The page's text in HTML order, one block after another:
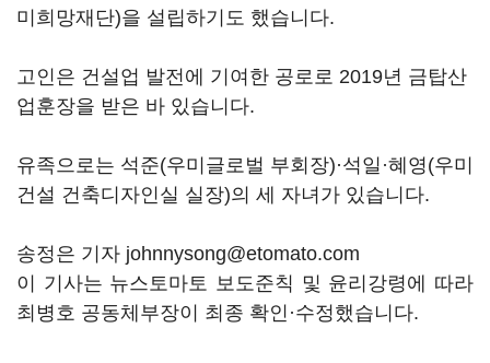
미희망재단)을 설립하기도 했습니다.
고인은 건설업 발전에 기여한 공로로 2019년 금탑산
업훈장을 받은 바 있습니다.
유족으로는 석준(우미글로벌 부회장)·석일·혜영(우미
건설 건축디자인실 실장)의 세 자녀가 있습니다.
송정은 기자 johnnysong@etomato.com
이 기사는 뉴스토마토 보도준칙 및 윤리강령에 따라
최병호 공동체부장이 최종 확인·수정했습니다.